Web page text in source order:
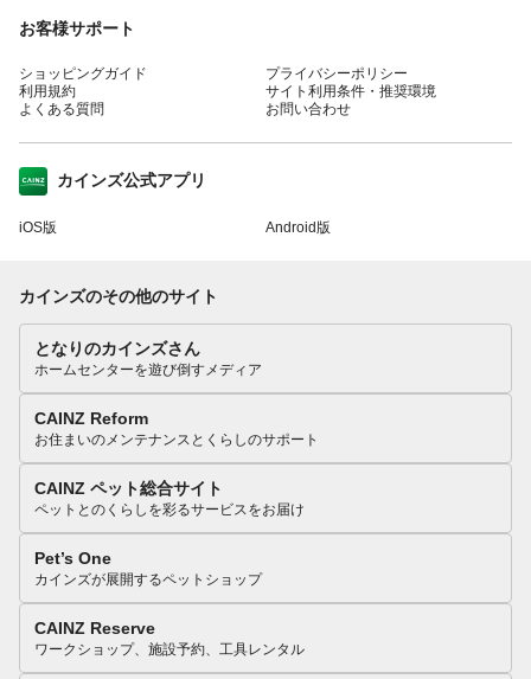
お客様サポート
ショッピングガイド
利用規約
よくある質問
プライバシーポリシー
サイト利用条件・推奨環境
お問い合わせ
カインズ公式アプリ
iOS版 Android版
カインズのその他のサイト
となりのカインズさん
ホームセンターを遊び倒すメディア
CAINZ Reform
お住まいのメンテナンスとくらしのサポート
CAINZ ペット総合サイト
ペットとのくらしを彩るサービスをお届け
Pet’s One
カインズが展開するペットショップ
CAINZ Reserve
ワークショップ、施設予約、工具レンタル